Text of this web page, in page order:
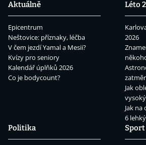
Aktuálně
Epicentrum
Neštovice: příznaky, léčba
V čem jezdí Yamal a Mesii?
Kvízy pro seniory
Kalendář úplňků 2026
Co je bodycount?
Léto
2026
Jak
Jak
6
Politika